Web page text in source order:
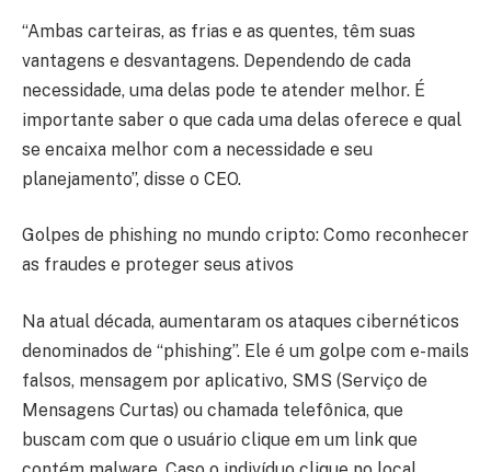
“Ambas carteiras, as frias e as quentes, têm suas
vantagens e desvantagens. Dependendo de cada
necessidade, uma delas pode te atender melhor. É
importante saber o que cada uma delas oferece e qual
se encaixa melhor com a necessidade e seu
planejamento”, disse o CEO.
Golpes de phishing no mundo cripto: Como reconhecer
as fraudes e proteger seus ativos
Na atual década, aumentaram os ataques cibernéticos
denominados de “phishing”. Ele é um golpe com e-mails
falsos, mensagem por aplicativo, SMS (Serviço de
Mensagens Curtas) ou chamada telefônica, que
buscam com que o usuário clique em um link que